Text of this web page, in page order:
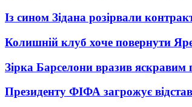
Із сином Зідана розірвали
Колишній клуб хоче повернути
Зірка Барселони вразив яскравим
Президенту ФІФА загрожує